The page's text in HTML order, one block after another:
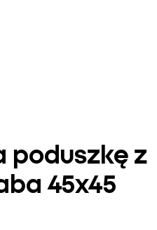
poduszkę z
45x45